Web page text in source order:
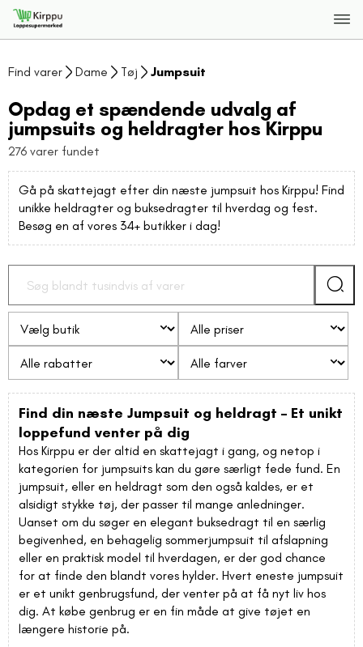
Find varer Dame Tøj Jumpsuit
Opdag et spændende udvalg af
jumpsuits og heldragter hos Kirppu
276 varer fundet
Gå på skattejagt efter din næste jumpsuit hos Kirppu! Find
unikke heldragter og buksedragter til hverdag og fest.
Besøg en af vores 34+ butikker i dag!
Find din næste Jumpsuit og heldragt – Et unikt
loppefund venter på dig
Hos Kirppu er der altid en skattejagt i gang, og netop i
kategorien for jumpsuits kan du gøre særligt fede fund. En
jumpsuit, eller en heldragt som den også kaldes, er et
alsidigt stykke tøj, der passer til mange anledninger.
Uanset om du søger en elegant buksedragt til en særlig
begivenhed, en behagelig sommerjumpsuit til afslapning
eller en praktisk model til hverdagen, er der god chance
for at finde den blandt vores hylder. Hvert eneste jumpsuit
er et unikt genbrugsfund, der venter på at få nyt liv hos
dig. At købe genbrug er en fin måde at give tøjet en
længere historie på.